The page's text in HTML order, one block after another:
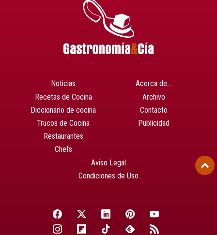
Noticias
Recetas de Cocina
Diccionario de cocina
Trucos de Cocina
Restaurantes
Chefs
Acerca de…
Archivo
Contacto
Publicidad
Aviso Legal
Condiciones de Uso